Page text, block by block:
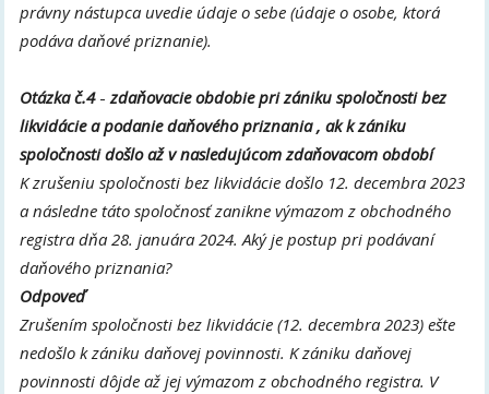
právny nástupca uvedie údaje o sebe (údaje o osobe, ktorá
podáva daňové priznanie).
Otázka č.4 - zdaňovacie obdobie pri zániku spoločnosti bez
likvidácie a podanie daňového priznania , ak k zániku
spoločnosti došlo až v nasledujúcom zdaňovacom období
K zrušeniu spoločnosti bez likvidácie došlo 12. decembra 2023
a následne táto spoločnosť zanikne výmazom z obchodného
registra dňa 28. januára 2024. Aký je postup pri podávaní
daňového priznania?
Odpoveď
Zrušením spoločnosti bez likvidácie (12. decembra 2023) ešte
nedošlo k zániku daňovej povinnosti. K zániku daňovej
povinnosti dôjde až jej výmazom z obchodného registra. V